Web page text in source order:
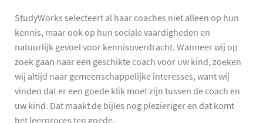
StudyWorks selecteert al haar coaches niet alleen op hun
kennis, maar ook op hun sociale vaardigheden en
natuurlijk gevoel voor kennisoverdracht. Wanneer wij op
zoek gaan naar een geschikte coach voor uw kind, zoeken
wij altijd naar gemeenschappelijke interesses, want wij
vinden dat er een goede klik moet zijn tussen de coach en
uw kind. Dat maakt de bijles nog plezieriger en dat komt